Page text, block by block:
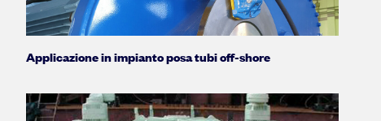
Applicazione in impianto posa tubi off-shore